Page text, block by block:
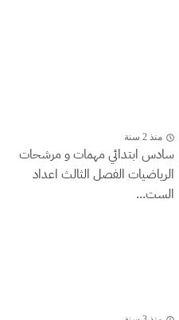
منذ 2 سنة
سادس ابتدائي مهمات و مرشحات
الرياضيات الفصل الثالث اعداد
الست...